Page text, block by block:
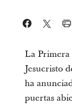
La Primera
Jesucristo
ha
puertas